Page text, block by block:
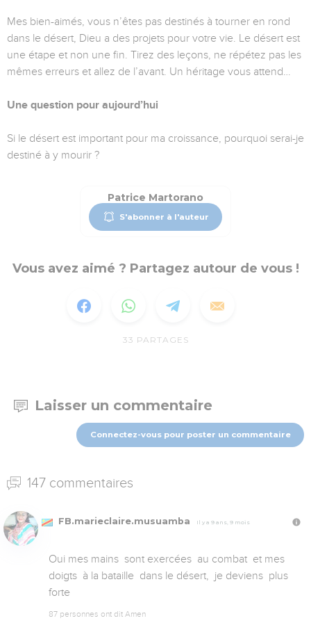
Mes bien-aimés, vous n’êtes pas destinés à tourner en rond
dans le désert, Dieu a des projets pour votre vie. Le désert est
une étape et non une fin. Tirez des leçons, ne répétez pas les
mêmes erreurs et allez de l’avant. Un héritage vous attend…
Une question pour aujourd’hui
Si le désert est important pour ma croissance, pourquoi serai-je
destiné à y mourir ?
Patrice Martorano
S'abonner à l'auteur
Vous avez aimé ? Partagez autour de vous !
33 PARTAGES
Laisser un commentaire
Connectez-vous pour poster un commentaire
147 commentaires
FB.marieclaire.musuamba Il y a 9 ans, 9 mois
Oui mes mains  sont exercées  au combat  et mes
doigts  à la bataille  dans le désert,  je deviens  plus
forte
87 personnes ont dit Amen